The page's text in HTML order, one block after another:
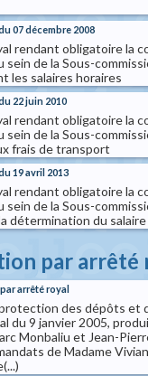
07 décembre 2008
rendant obligatoire la
sein de la Sous-
les salaires horaires
22 juin 2010
rendant obligatoire la
sein de la Sous-
frais de transport
19 avril 2013
rendant obligatoire la
sein de la Sous-
détermination du salaire
par arrêté
arrêté royal
des dépôts et
du 9 janvier 2005,
Monbaliu et Jean-
de Madame